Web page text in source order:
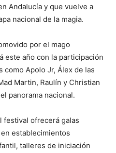
Andalucía y que vuelve a
nacional de la magia.
por el mago
este año con la participación
como Apolo Jr, Álex de las
Martin, Raulín y Christian
panorama nacional.
festival ofrecerá galas
establecimientos
talleres de iniciación